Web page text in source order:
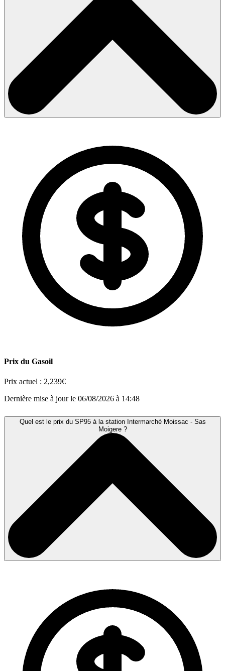
Prix du Gasoil
Prix actuel : 2,239€
Dernière mise à jour le 06/08/2026 à 14:48
Quel est le prix du SP95 à la station Intermarché Moissac - Sas
Moigere ?